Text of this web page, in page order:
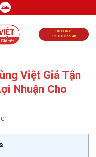
HOTLINE:
1900.88.66.46
Việt Giá Tận
Nhuận Cho